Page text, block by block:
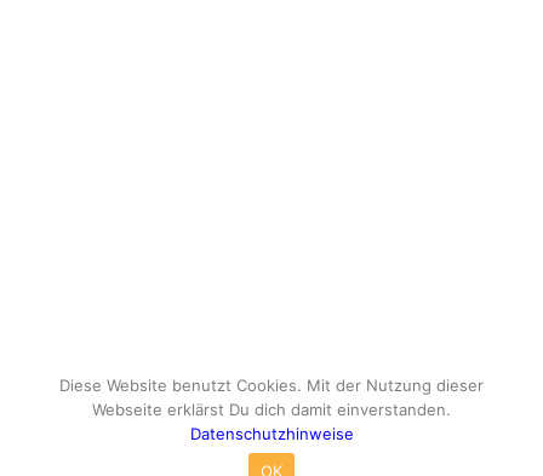
© Copyright - travelox.de - Sebastian Tuke
Diese Website benutzt Cookies. Mit der Nutzung dieser
Webseite erklärst Du dich damit einverstanden.
Datenschutzhinweise
OK